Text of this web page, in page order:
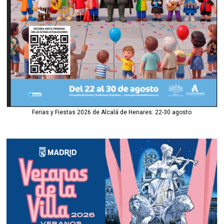
Ferias y Fiestas 2026 de Alcalá de Henares: 22-30 agosto